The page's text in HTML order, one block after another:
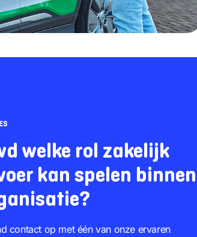
welke rol zakelijk
kan spelen binnen
contact op met één van onze ervaren